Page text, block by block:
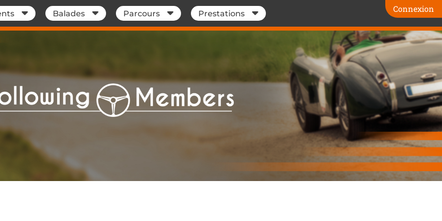
Balades Parcours Prestations Connexion